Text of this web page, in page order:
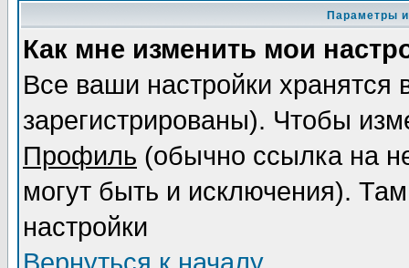
Параметры
Как мне изменить мои
Все ваши настройки
зарегистрированы). Чтобы
Профиль (обычно ссылка на
могут быть и исключения).
настройки